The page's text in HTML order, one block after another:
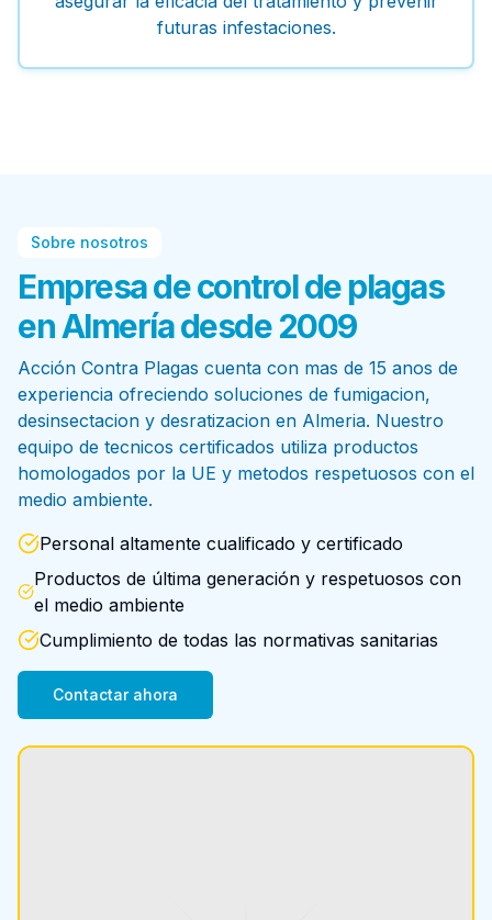
futuras infestaciones.
Sobre nosotros
Empresa de control de plagas
en Almería desde 2009
Acción Contra Plagas cuenta con mas de 15 anos de
experiencia ofreciendo soluciones de fumigacion,
desinsectacion y desratizacion en Almeria. Nuestro
equipo de tecnicos certificados utiliza productos
homologados por la UE y metodos respetuosos con el
medio ambiente.
Personal altamente cualificado y certificado
Productos de última generación y respetuosos con
el medio ambiente
Cumplimiento de todas las normativas sanitarias
Contactar ahora